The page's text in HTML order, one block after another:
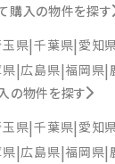
購入の物件を探す
県 千葉県 愛知
広島県 福岡県
の物件を探す
県 千葉県 愛知
広島県 福岡県